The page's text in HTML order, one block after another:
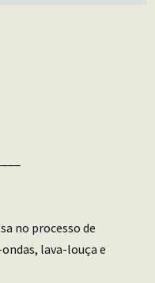
no processo de
lava-louça e